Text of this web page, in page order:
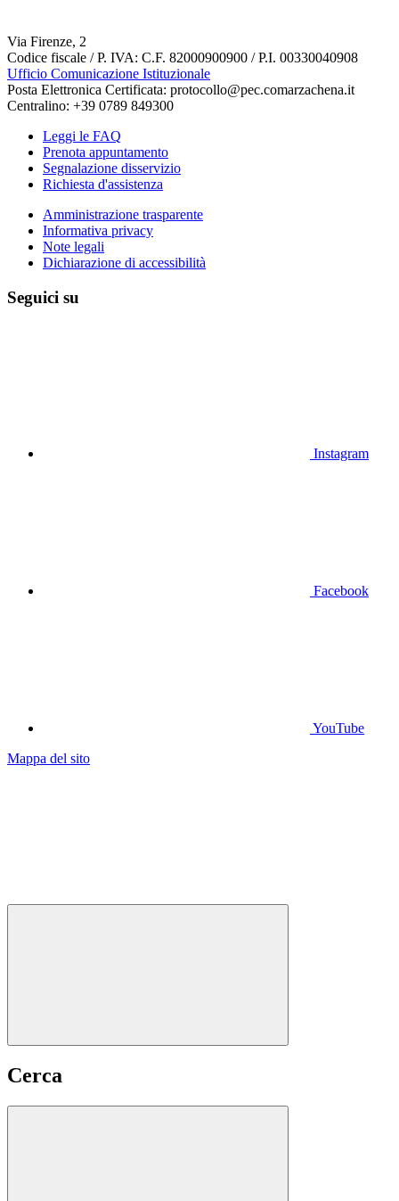
Via Firenze, 2
Codice fiscale / P. IVA: C.F. 82000900900 / P.I. 00330040908
Ufficio Comunicazione Istituzionale
Posta Elettronica Certificata: protocollo@pec.comarzachena.it
Centralino: +39 0789 849300
Leggi le FAQ
Prenota appuntamento
Segnalazione disservizio
Richiesta d'assistenza
Amministrazione trasparente
Informativa privacy
Note legali
Dichiarazione di accessibilità
Seguici su
Instagram
Facebook
YouTube
Mappa del sito
Cerca